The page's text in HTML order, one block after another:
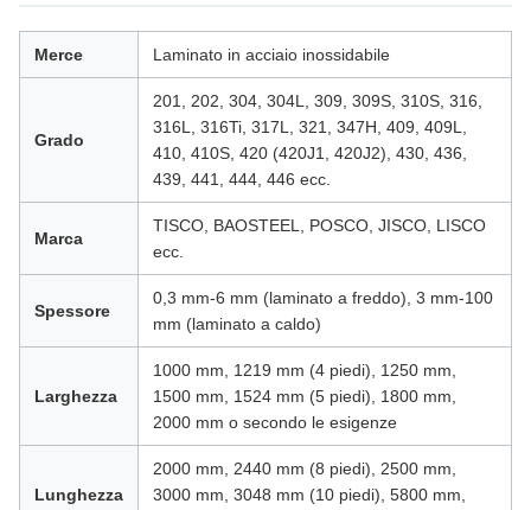
Merce Laminato in acciaio inossidabile
Grado
201, 202, 304, 304L, 309, 309S, 310S, 316,
316L, 316Ti, 317L, 321, 347H, 409, 409L,
410, 410S, 420 (420J1, 420J2), 430, 436,
439, 441, 444, 446 ecc.
Marca
TISCO, BAOSTEEL, POSCO, JISCO, LISCO
ecc.
Spessore
0,3 mm-6 mm (laminato a freddo), 3 mm-100
mm (laminato a caldo)
Larghezza
1000 mm, 1219 mm (4 piedi), 1250 mm,
1500 mm, 1524 mm (5 piedi), 1800 mm,
2000 mm o secondo le esigenze
Lunghezza
2000 mm, 2440 mm (8 piedi), 2500 mm,
3000 mm, 3048 mm (10 piedi), 5800 mm,